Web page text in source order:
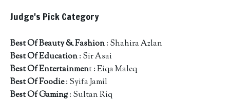
Judge's Pick Category
Best Of Beauty & Fashion: Shahira Azlan
Best Of Education: Sir Asai
Best Of Entertainment : Eiqa Maleq
Best Of Foodie: Syifa Jamil
Best Of Gaming: Sultan Riq